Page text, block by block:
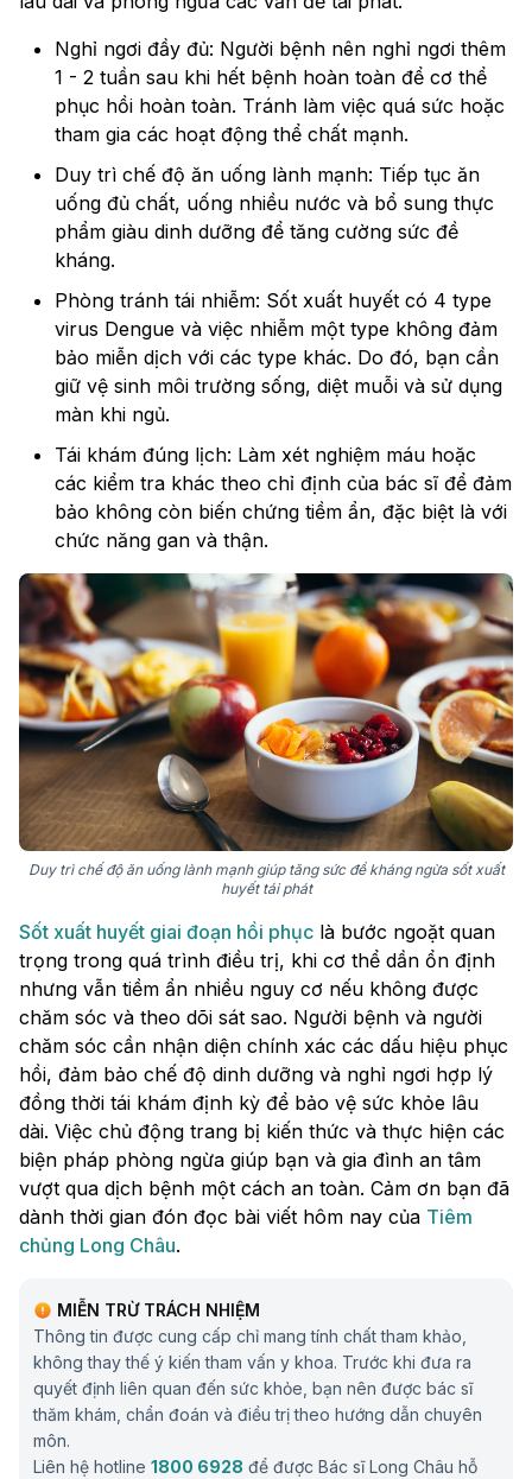
Nghỉ ngơi đầy đủ: Người bệnh nên nghỉ ngơi thêm
1 - 2 tuần sau khi hết bệnh hoàn toàn để cơ thể
phục hồi hoàn toàn. Tránh làm việc quá sức hoặc
tham gia các hoạt động thể chất mạnh.
Duy trì chế độ ăn uống lành mạnh: Tiếp tục ăn
uống đủ chất, uống nhiều nước và bổ sung thực
phẩm giàu dinh dưỡng để tăng cường sức đề
kháng.
Phòng tránh tái nhiễm: Sốt xuất huyết có 4 type
virus Dengue và việc nhiễm một type không đảm
bảo miễn dịch với các type khác. Do đó, bạn cần
giữ vệ sinh môi trường sống, diệt muỗi và sử dụng
màn khi ngủ.
Tái khám đúng lịch: Làm xét nghiệm máu hoặc
các kiểm tra khác theo chỉ định của bác sĩ để đảm
bảo không còn biến chứng tiềm ẩn, đặc biệt là với
chức năng gan và thận.
Duy trì chế độ ăn uống lành mạnh giúp tăng sức đề kháng ngừa sốt xuất
huyết tái phát
Sốt xuất huyết giai đoạn hồi phục là bước ngoặt quan
trọng trong quá trình điều trị, khi cơ thể dần ổn định
nhưng vẫn tiềm ẩn nhiều nguy cơ nếu không được
chăm sóc và theo dõi sát sao. Người bệnh và người
chăm sóc cần nhận diện chính xác các dấu hiệu phục
hồi, đảm bảo chế độ dinh dưỡng và nghỉ ngơi hợp lý
đồng thời tái khám định kỳ để bảo vệ sức khỏe lâu
dài. Việc chủ động trang bị kiến thức và thực hiện các
biện pháp phòng ngừa giúp bạn và gia đình an tâm
vượt qua dịch bệnh một cách an toàn. Cảm ơn bạn đã
dành thời gian đón đọc bài viết hôm nay của Tiêm
chủng Long Châu.
MIỄN TRỪ TRÁCH NHIỆM
Thông tin được cung cấp chỉ mang tính chất tham khảo,
không thay thế ý kiến tham vấn y khoa. Trước khi đưa ra
quyết định liên quan đến sức khỏe, bạn nên được bác sĩ
thăm khám, chẩn đoán và điều trị theo hướng dẫn chuyên
môn.
Liên hệ hotline 1800 6928 để được Bác sĩ Long Châu hỗ